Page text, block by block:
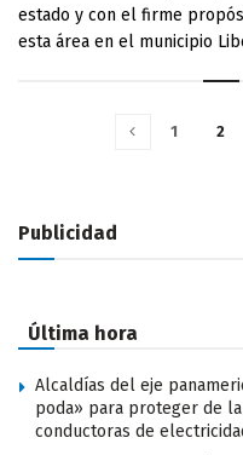
estado y con el firme
esta área en el municipio
1 2
Publicidad
Última hora
Alcaldías del eje
poda» para proteger de
conductoras de